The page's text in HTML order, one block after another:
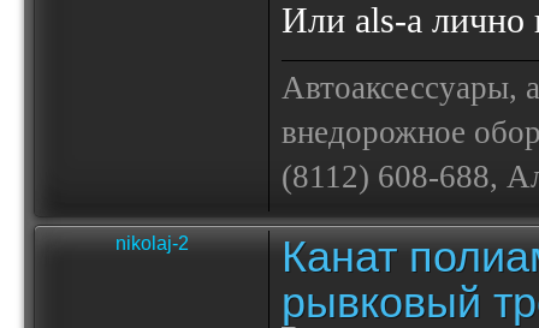
Или als-a лично
Автоаксессуары,
внедорожное
(8112) 608-688,
nikolaj-2
Канат
рывковый